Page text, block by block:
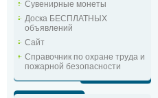
Сувенирные монеты
Доска БЕСПЛАТНЫХ
объявлений
Сайт
Справочник по охране труда и
пожарной безопасности